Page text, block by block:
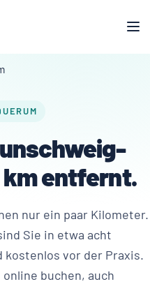
km entfernt.
nur ein paar Kilometer.
Sie in etwa acht
vor der Praxis.
buchen, auch